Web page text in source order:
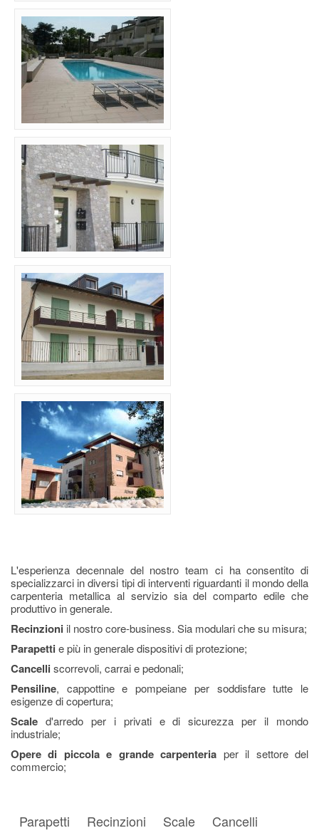
L'esperienza decennale del nostro team ci ha consentito di
specializzarci in diversi tipi di interventi riguardanti il mondo della
carpenteria metallica al servizio sia del comparto edile che
produttivo in generale.
Recinzioni il nostro core-business. Sia modulari che su misura;
Parapetti e più in generale dispositivi di protezione;
Cancelli scorrevoli, carrai e pedonali;
Pensiline, cappottine e pompeiane per soddisfare tutte le
esigenze di copertura;
Scale d'arredo per i privati e di sicurezza per il mondo
industriale;
Opere di piccola e grande carpenteria per il settore del
commercio;
Parapetti Recinzioni Scale Cancelli